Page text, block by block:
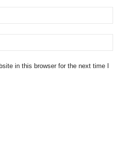
in this browser for the next time I